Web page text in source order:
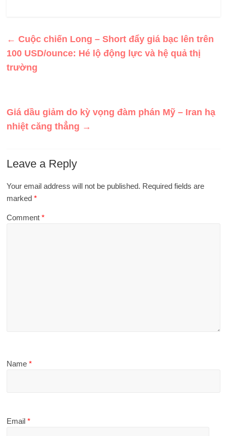
← Cuộc chiến Long – Short đẩy giá bạc lên trên
100 USD/ounce: Hé lộ động lực và hệ quả thị
trường
Giá dầu giảm do kỳ vọng đàm phán Mỹ – Iran hạ
nhiệt căng thẳng →
Leave a Reply
Your email address will not be published. Required fields are
marked*
Comment*
Name*
Email*